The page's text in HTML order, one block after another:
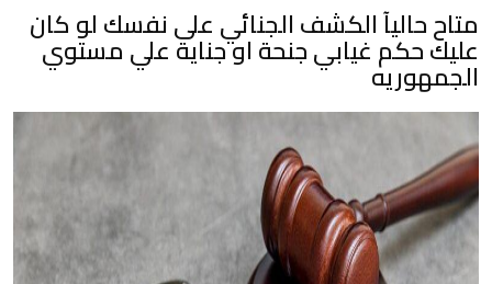
متاح حاليآ الكشف الجنائي على نفسك لو كان
عليك حكم غيابي جنحة او جناية علي مستوي
الجمهوريه